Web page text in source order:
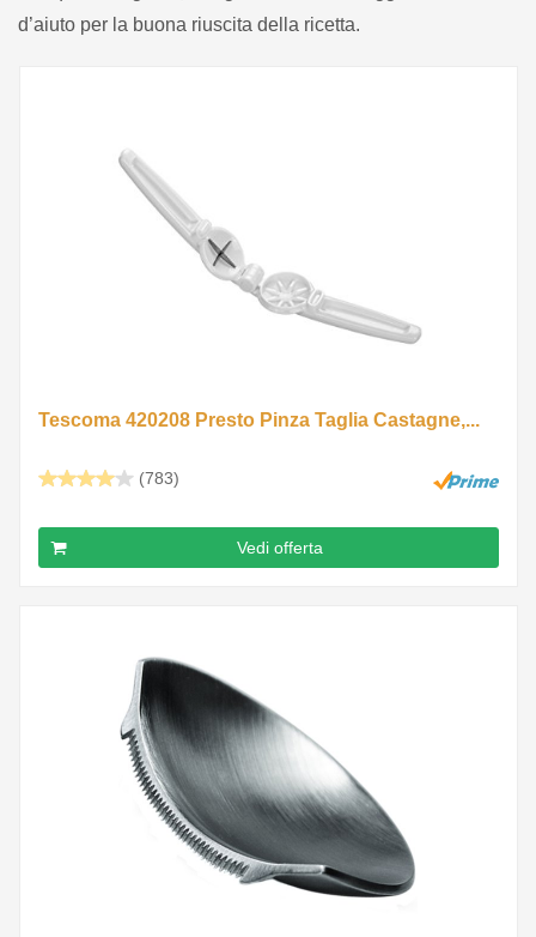
d’aiuto per la buona riuscita della ricetta.
Tescoma 420208 Presto Pinza Taglia Castagne,...
(783)
Vedi offerta